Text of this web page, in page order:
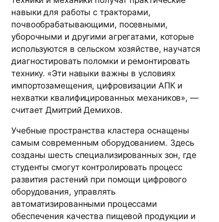
навыки для работы с тракторами,
почвообрабатывающими, посевными,
уборочными и другими агрегатами, которые
используются в сельском хозяйстве, научатся
диагностировать поломки и ремонтировать
технику. «Эти навыки важны в условиях
импортозамещения, цифровизации АПК и
нехватки квалифицированных механиков», —
считает Дмитрий Демихов.
Учебные пространства кластера оснащены
самым современным оборудованием. Здесь
созданы шесть специализированных зон, где
студенты смогут контролировать процесс
развития растений при помощи цифрового
оборудования, управлять
автоматизированными процессами
обеспечения качества пищевой продукции и